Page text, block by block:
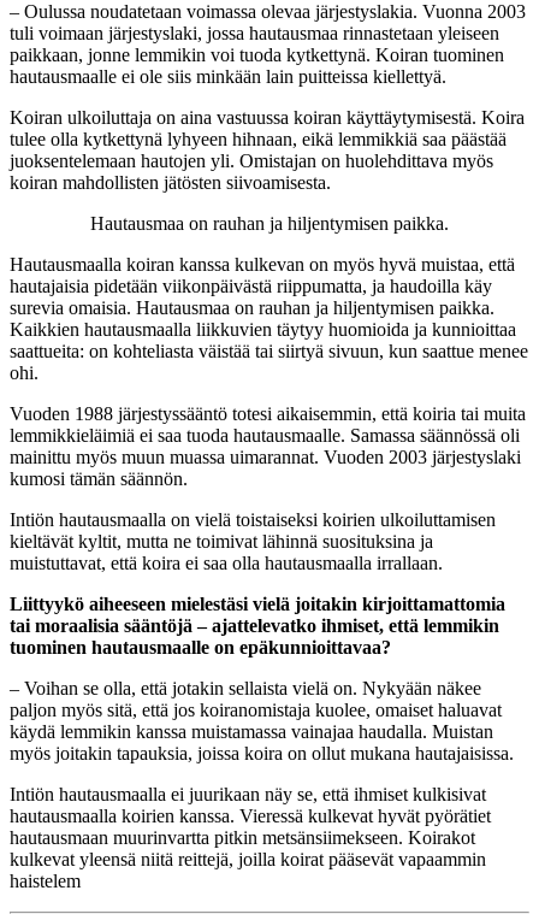
– Oulussa noudatetaan voimassa olevaa järjestyslakia. Vuonna 2003
tuli voimaan järjestyslaki, jossa hautausmaa rinnastetaan yleiseen
paikkaan, jonne lemmikin voi tuoda kytkettynä. Koiran tuominen
hautausmaalle ei ole siis minkään lain puitteissa kiellettyä.
Koiran ulkoiluttaja on aina vastuussa koiran käyttäytymisestä. Koira
tulee olla kytkettynä lyhyeen hihnaan, eikä lemmikkiä saa päästää
juoksentelemaan hautojen yli. Omistajan on huolehdittava myös
koiran mahdollisten jätösten siivoamisesta.
Hautausmaa on rauhan ja hiljentymisen paikka.
Hautausmaalla koiran kanssa kulkevan on myös hyvä muistaa, että
hautajaisia pidetään viikonpäivästä riippumatta, ja haudoilla käy
surevia omaisia. Hautausmaa on rauhan ja hiljentymisen paikka.
Kaikkien hautausmaalla liikkuvien täytyy huomioida ja kunnioittaa
saattueita: on kohteliasta väistää tai siirtyä sivuun, kun saattue menee
ohi.
Vuoden 1988 järjestyssääntö totesi aikaisemmin, että koiria tai muita
lemmikkieläimiä ei saa tuoda hautausmaalle. Samassa säännössä oli
mainittu myös muun muassa uimarannat. Vuoden 2003 järjestyslaki
kumosi tämän säännön.
Intiön hautausmaalla on vielä toistaiseksi koirien ulkoiluttamisen
kieltävät kyltit, mutta ne toimivat lähinnä suosituksina ja
muistuttavat, että koira ei saa olla hautausmaalla irrallaan.
Liittyykö aiheeseen mielestäsi vielä joitakin kirjoittamattomia
tai moraalisia sääntöjä – ajattelevatko ihmiset, että lemmikin
tuominen hautausmaalle on epäkunnioittavaa?
– Voihan se olla, että jotakin sellaista vielä on. Nykyään näkee
paljon myös sitä, että jos koiranomistaja kuolee, omaiset haluavat
käydä lemmikin kanssa muistamassa vainajaa haudalla. Muistan
myös joitakin tapauksia, joissa koira on ollut mukana hautajaisissa.
Intiön hautausmaalla ei juurikaan näy se, että ihmiset kulkisivat
hautausmaalla koirien kanssa. Vieressä kulkevat hyvät pyörätiet
hautausmaan muurinvartta pitkin metsänsiimekseen. Koirakot
kulkevat yleensä niitä reittejä, joilla koirat pääsevät vapaammin
haistelem